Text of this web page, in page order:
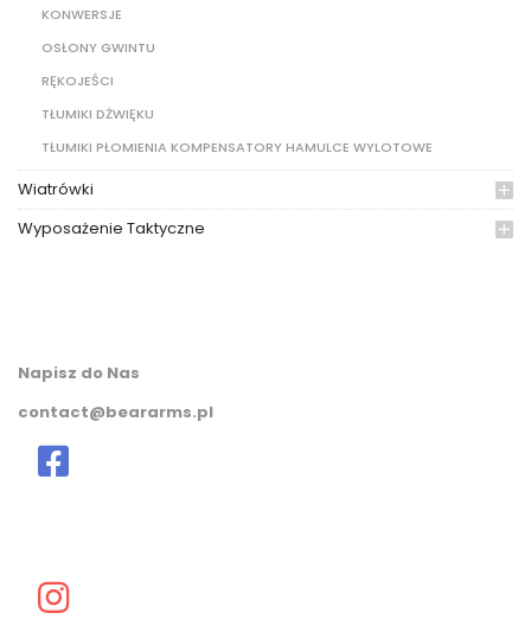
KONWERSJE
OSŁONY GWINTU
RĘKOJEŚCI
TŁUMIKI DŻWIĘKU
TŁUMIKI PŁOMIENIA KOMPENSATORY HAMULCE WYLOTOWE
Wiatrówki
Wyposażenie Taktyczne
Napisz do Nas
contact@beararms.pl